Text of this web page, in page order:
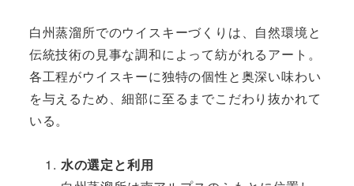
白州蒸溜所でのウイスキーづくりは、自然環境と
伝統技術の見事な調和によって紡がれるアート。
各工程がウイスキーに独特の個性と奥深い味わい
を与えるため、細部に至るまでこだわり抜かれて
いる。
水の選定と利用